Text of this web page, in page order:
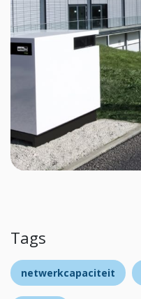
Tags
netwerkcapaciteit